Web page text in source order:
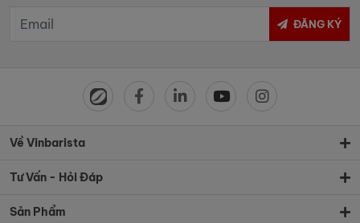
ĐĂNG KÝ
Về Vinbarista
Tư Vấn - Hỏi Đáp
Sản Phẩm